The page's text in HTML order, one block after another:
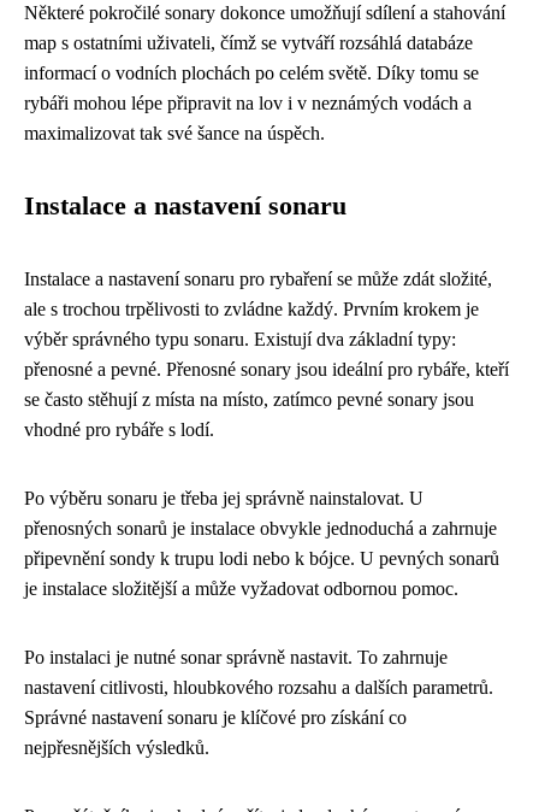
Některé pokročilé sonary dokonce umožňují sdílení a stahování
map s ostatními uživateli, čímž se vytváří rozsáhlá databáze
informací o vodních plochách po celém světě. Díky tomu se
rybáři mohou lépe připravit na lov i v neznámých vodách a
maximalizovat tak své šance na úspěch.
Instalace a nastavení sonaru
Instalace a nastavení sonaru pro rybaření se může zdát složité,
ale s trochou trpělivosti to zvládne každý. Prvním krokem je
výběr správného typu sonaru. Existují dva základní typy:
přenosné a pevné. Přenosné sonary jsou ideální pro rybáře, kteří
se často stěhují z místa na místo, zatímco pevné sonary jsou
vhodné pro rybáře s lodí.
Po výběru sonaru je třeba jej správně nainstalovat. U
přenosných sonarů je instalace obvykle jednoduchá a zahrnuje
připevnění sondy k trupu lodi nebo k bójce. U pevných sonarů
je instalace složitější a může vyžadovat odbornou pomoc.
Po instalaci je nutné sonar správně nastavit. To zahrnuje
nastavení citlivosti, hloubkového rozsahu a dalších parametrů.
Správné nastavení sonaru je klíčové pro získání co
nejpřesnějších výsledků.